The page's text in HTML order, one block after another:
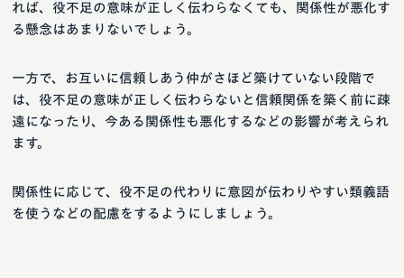
れば、役不足の意味が正しく伝わらなくても、関係性が悪化す
る懸念はあまりないでしょう。
一方で、お互いに信頼しあう仲がさほど築けていない段階で
は、役不足の意味が正しく伝わらないと信頼関係を築く前に疎
遠になったり、今ある関係性も悪化するなどの影響が考えられ
ます。
関係性に応じて、役不足の代わりに意図が伝わりやすい類義語
を使うなどの配慮をするようにしましょう。